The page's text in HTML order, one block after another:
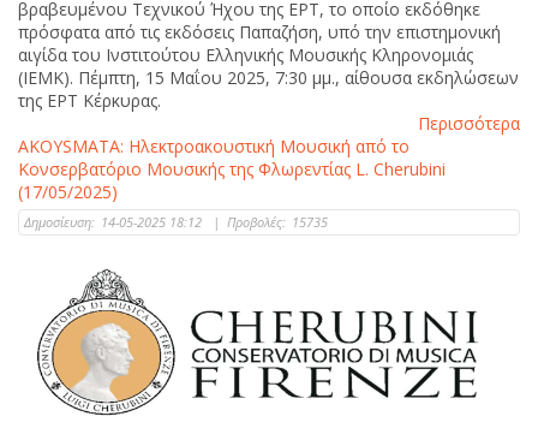
βραβευμένου Τεχνικού Ήχου της ΕΡΤ, το οποίο εκδόθηκε
πρόσφατα από τις εκδόσεις Παπαζήση, υπό την επιστημονική
αιγίδα του Ινστιτούτου Ελληνικής Μουσικής Κληρονομιάς
(ΙΕΜΚ). Πέμπτη, 15 Μαΐου 2025, 7:30 μμ., αίθουσα εκδηλώσεων
της ΕΡΤ Κέρκυρας.
Περισσότερα
AKOYSMATA: Ηλεκτροακουστική Μουσική από το
Κονσερβατόριο Μουσικής της Φλωρεντίας L. Cherubini
(17/05/2025)
Δημοσίευση: 14-05-2025 18:12 | Προβολές: 15735